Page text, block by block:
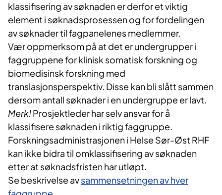
klassifisering av søknaden er derfor et viktig
element i søknadsprosessen og for fordelingen
av søknader til fagpanelenes medlemmer.
Vær oppmerksom på at det er undergrupper i
faggruppene for klinisk somatisk forskning og
biomedisinsk forskning med
translasjonsperspektiv. Disse kan bli slått sammen
dersom antall søknader i en undergruppe er lavt.
Merk!Prosjektleder har selv ansvar for å
klassifisere søknaden i riktig faggruppe.
Forskningsadministrasjonen i Helse Sør-Øst RHF
kan ikke bidra til omklassifisering av søknaden
etter at søknadsfristen har utløpt.
Se beskrivelse avsammensetningen av hver